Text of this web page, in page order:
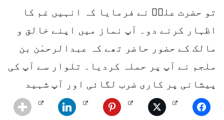
تو حضرت علیؓ نے فرمایا کہ انہیں غم کا
اظہار کرنے دو۔ آپ نماز میں اپنے خالق و
مالک کے حضور حاضر تھے کہ عبدالرحمٰن بن
ملجم نے آپ پر حملہ کردیا۔ تلوار سے آپ کی
پیشانی پر کاری ضرب لگائی اور آپ شہید
ہوگئے۔